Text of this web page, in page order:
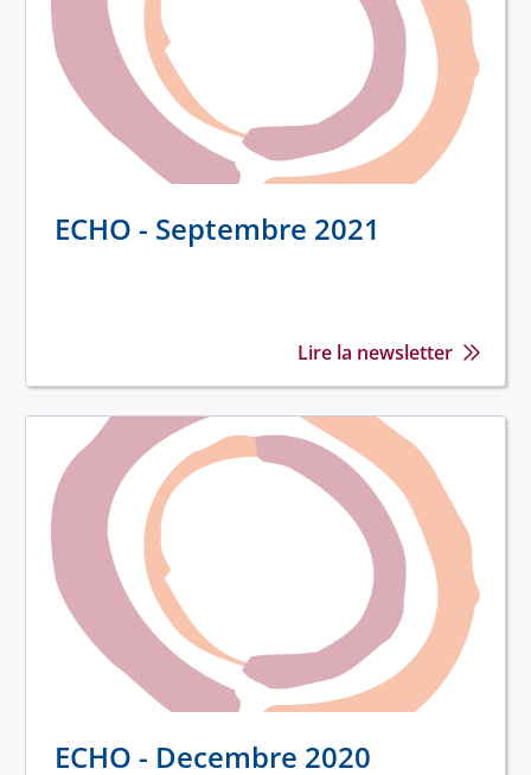
ECHO - Septembre 2021
Lire la newsletter
ECHO - Decembre 2020